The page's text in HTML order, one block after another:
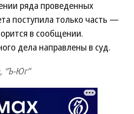
ряда проведенных
поступила только часть —
в сообщении.
дела направлены в суд.
“Ъ-Юг”